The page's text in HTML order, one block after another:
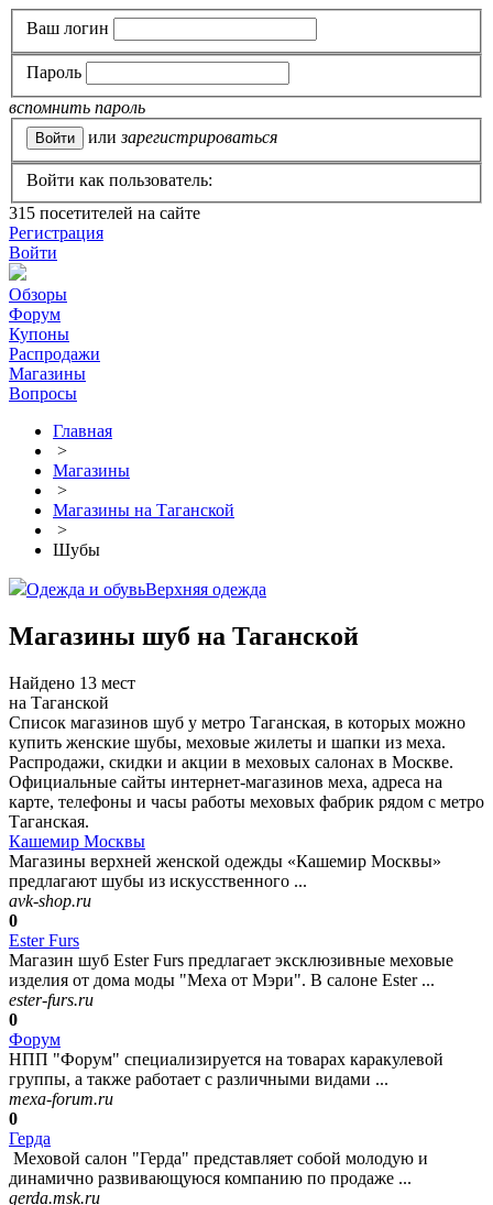
Ваш логин
Пароль
вспомнить пароль
или зарегистрироваться
Войти как пользователь:
315 посетителей на сайте
Регистрация
Войти
Обзоры
Форум
Купоны
Распродажи
Магазины
Вопросы
Главная
>
Магазины
>
Магазины на Таганской
>
Шубы
Одежда и обувьВерхняя одежда
Магазины шуб на Таганской
Найдено 13 мест
на Таганской
Список магазинов шуб у метро Таганская, в которых можно
купить женские шубы, меховые жилеты и шапки из меха.
Распродажи, скидки и акции в меховых салонах в Москве.
Официальные сайты интернет-магазинов меха, адреса на
карте, телефоны и часы работы меховых фабрик рядом с метро
Таганская.
Кашемир Москвы
Магазины верхней женской одежды «Кашемир Москвы»
предлагают шубы из искусственного ...
avk-shop.ru
0
Ester Furs
Магазин шуб Ester Furs предлагает эксклюзивные меховые
изделия от дома моды "Меха от Мэри". В салоне Ester ...
ester-furs.ru
0
Форум
НПП "Форум" специализируется на товарах каракулевой
группы, а также работает с различными видами ...
mexa-forum.ru
0
Герда
Меховой салон "Герда" представляет собой молодую и
динамично развивающуюся компанию по продаже ...
gerda.msk.ru